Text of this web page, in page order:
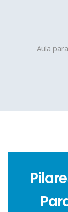
Aula